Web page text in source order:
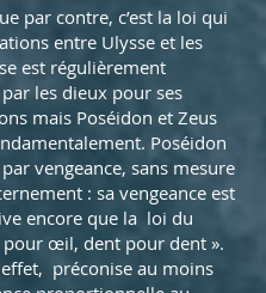
par contre, c’est la loi qui
entre Ulysse et les
est régulièrement
les dieux pour ses
mais Poséidon et Zeus
Poséidon
vengeance, sans mesure
: sa vengeance est
encore que la loi du
œil, dent pour dent ».
effet, préconise au moins